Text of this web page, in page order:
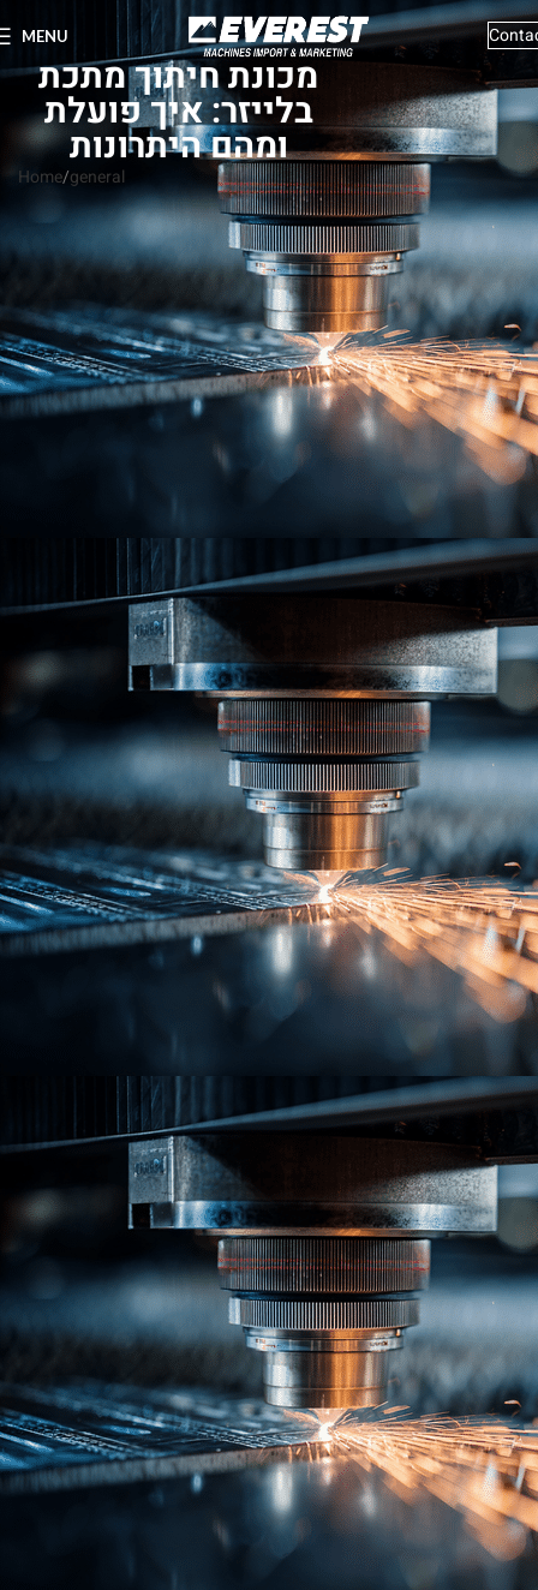
MENU
מכונת חיתוך מתכת
בלייזר: איך פועלת
ומהם היתרונות
Home general